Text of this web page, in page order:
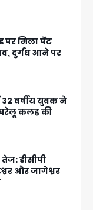
पर मिला पेंट
दुर्गंध आने पर
वर्षीय युवक ने
कलह की
डीसीपी
और जागेश्वर